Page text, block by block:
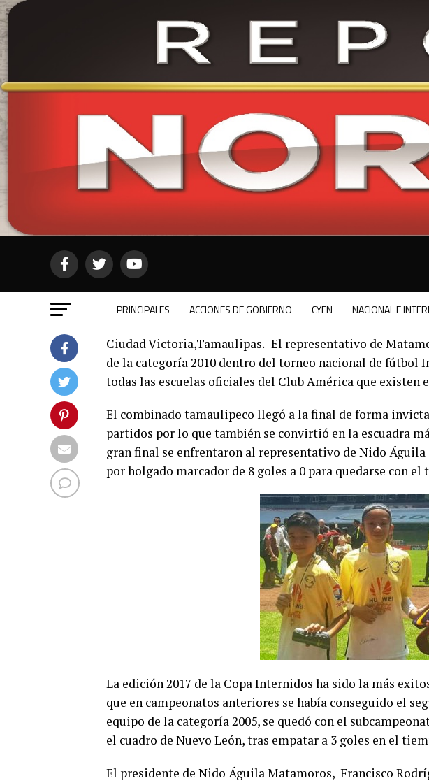
PRINCIPALES ACCIONES DE GOBIERNO CYEN NACIONAL E
Ciudad Victoria,Tamaulipas.- El representativo de
de la categoría 2010 dentro del torneo nacional de fútbol
todas las escuelas oficiales del Club América que existen
El combinado tamaulipeco llegó a la final de forma
partidos por lo que también se convirtió en la escuadra
gran final se enfrentaron al representativo de Nido
por holgado marcador de 8 goles a 0 para quedarse con el
La edición 2017 de la Copa Internidos ha sido la más
que en campeonatos anteriores se había conseguido el
equipo de la categoría 2005, se quedó con el
el cuadro de Nuevo León, tras empatar a 3 goles en el
El presidente de Nido Águila Matamoros, Francisco